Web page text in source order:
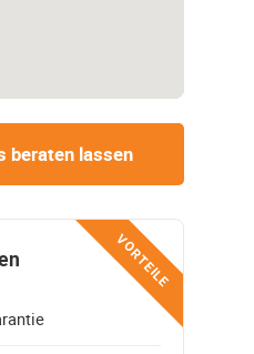
beraten lassen
VORTEILE